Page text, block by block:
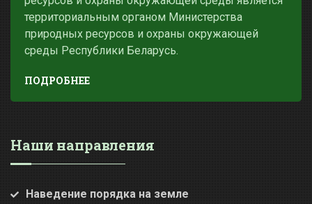
территориальным органом Министерства
природных ресурсов и охраны окружающей
среды Республики Беларусь.
ПОДРОБНЕЕ
Наши направления
Наведение порядка на земле